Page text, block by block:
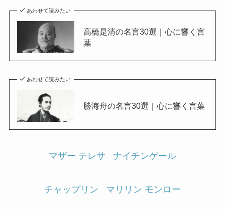
あわせて読みたい
高橋是清の名言30選｜心に響く言
葉
あわせて読みたい
勝海舟の名言30選｜心に響く言葉
マザー テレサ ナイチンゲール
チャップリン マリリン モンロー